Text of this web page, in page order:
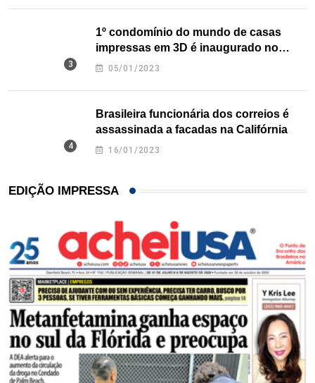
1º condomínio do mundo de casas
impressas em 3D é inaugurado no
Texas
05/01/2023
Brasileira funcionária dos correios é
assassinada a facadas na Califórnia
16/01/2023
EDIÇÃO IMPRESSA